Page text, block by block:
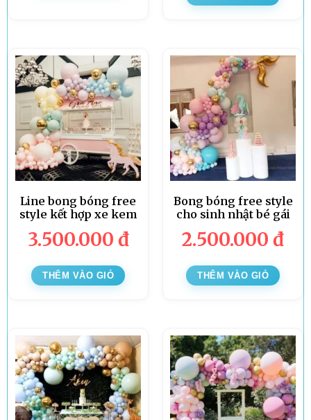
Line bong bóng free
style kết hợp xe kem
3.500.000 đ
THÊM VÀO GIỎ
Bong bóng free style
cho sinh nhật bé gái
2.500.000 đ
THÊM VÀO GIỎ